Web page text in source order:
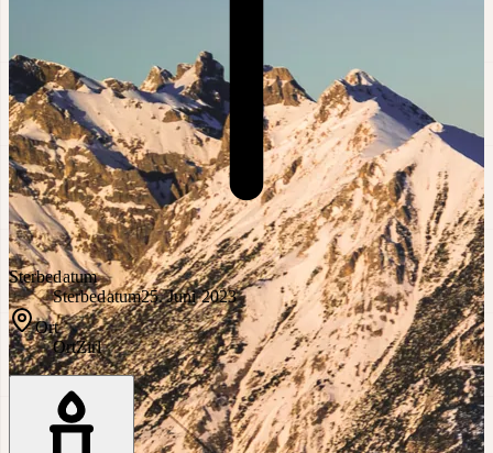
Sterbedatum
Sterbedatum25. Juni 2023
Ort
OrtZirl